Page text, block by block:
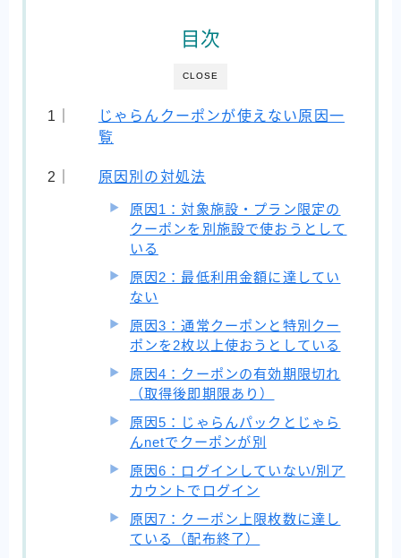
CLOSE
目次
じゃらんクーポンが使えない原因一
覧
原因別の対処法
原因1：対象施設・プラン限定の
クーポンを別施設で使おうとして
いる
原因2：最低利用金額に達してい
ない
原因3：通常クーポンと特別クー
ポンを2枚以上使おうとしている
原因4：クーポンの有効期限切れ
（取得後即期限あり）
原因5：じゃらんパックとじゃら
んnetでクーポンが別
原因6：ログインしていない/別ア
カウントでログイン
原因7：クーポン上限枚数に達し
ている（配布終了）